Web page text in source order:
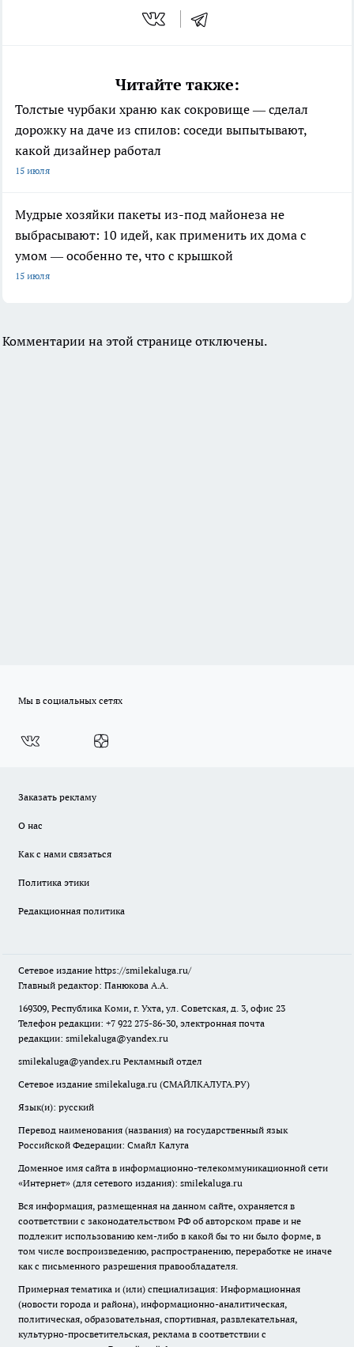
Читайте также:
Толстые чурбаки храню как сокровище — сделал
дорожку на даче из спилов: соседи выпытывают,
какой дизайнер работал
15 июля
Мудрые хозяйки пакеты из-под майонеза не
выбрасывают: 10 идей, как применить их дома с
умом — особенно те, что с крышкой
15 июля
Комментарии на этой странице отключены.
Мы в социальных сетях
Заказать рекламу
О нас
Как с нами связаться
Политика этики
Редакционная политика
Сетевое издание https://smilekaluga.ru/
Главный редактор: Панюкова А.А.
169309, Республика Коми, г. Ухта, ул. Советская, д. 3, офис 23
Телефон редакции: +7 922 275-86-30, электронная почта
редакции: smilekaluga@yandex.ru
smilekaluga@yandex.ru Рекламный отдел
Сетевое издание smilekaluga.ru (СМАЙЛКАЛУГА.РУ)
Язык(и): русский
Перевод наименования (названия) на государственный язык
Российской Федерации: Смайл Калуга
Доменное имя сайта в информационно-телекоммуникационной сети
«Интернет» (для сетевого издания): smilekaluga.ru
Вся информация, размещенная на данном сайте, охраняется в
соответствии с законодательством РФ об авторском праве и не
подлежит использованию кем-либо в какой бы то ни было форме, в
том числе воспроизведению, распространению, переработке не иначе
как с письменного разрешения правообладателя.
Примерная тематика и (или) специализация: Информационная
(новости города и района), информационно-аналитическая,
политическая, образовательная, спортивная, развлекательная,
культурно-просветительская, реклама в соответствии с